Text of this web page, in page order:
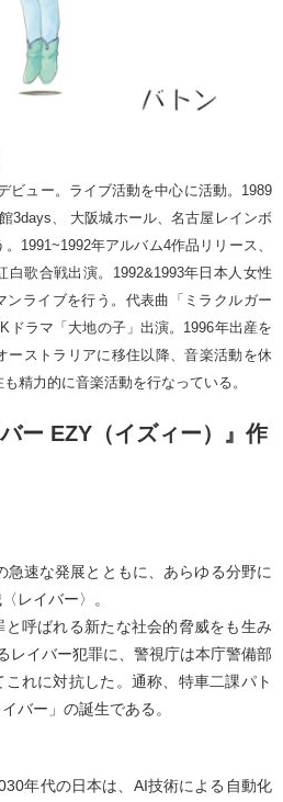
ビュー。ライブ活動を中心に活動。1989
3days、 大阪城ホール、名古屋レインボ
1991~1992年アルバム4作品リリース、
白歌合戦出演。1992&1993年日本人女性
ンライブを行う。代表曲「ミラクルガー
ドラマ「大地の子」出演。1996年出産を
ーストラリアに移住以降、音楽活動を休
精力的に音楽活動を行なっている。
ー EZY（イズィー）』作
急速な発展とともに、あらゆる分野に
レイバー〉。
呼ばれる新たな社会的脅威をも生み
レイバー犯罪に、警視庁は本庁警備部
れに対抗した。通称、特車二課パト
バー」の誕生である。
年代の日本は、AI技術による自動化